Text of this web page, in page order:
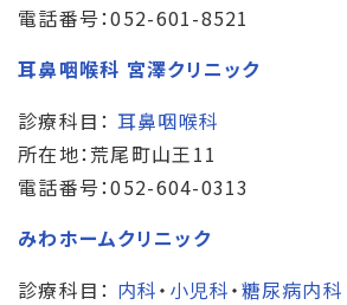
電話番号：052-601-8521
耳鼻咽喉科 宮澤クリニック
診療科目： 耳鼻咽喉科
所在地：荒尾町山王11
電話番号：052-604-0313
みわホームクリニック
診療科目： 内科・ 小児科・糖尿病内科